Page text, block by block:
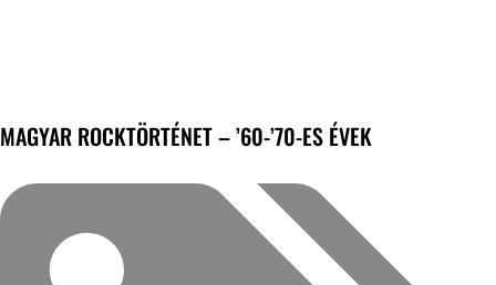
MAGYAR ROCKTÖRTÉNET – ’60-’70-ES ÉVEK